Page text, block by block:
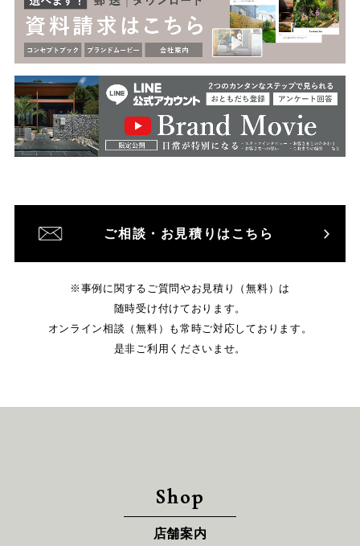
ご相談・お見積りはこちら
※事例に関するご質問やお見積り（無料）は
随時受け付けております。
オンライン相談（無料）も常時ご対応しております。
是非ご利用くださいませ。
Shop
店舗案内